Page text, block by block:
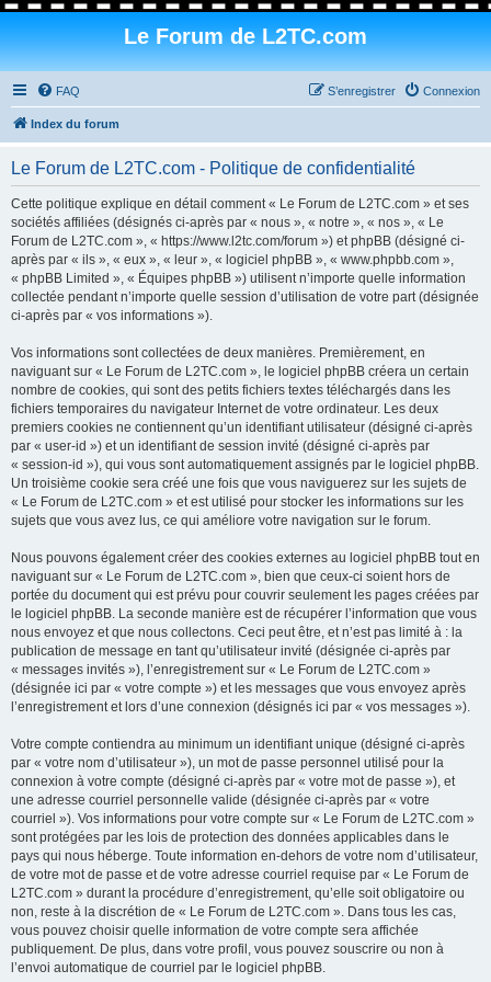
Le Forum de L2TC.com
FAQ Connexion
S’enregistrer
Index du forum
Le Forum de L2TC.com - Politique de confidentialité
Cette politique explique en détail comment « Le Forum de L2TC.com » et ses
sociétés affiliées (désignés ci-après par « nous », « notre », « nos », « Le
Forum de L2TC.com », « https://www.l2tc.com/forum ») et phpBB (désigné ci-
après par « ils », « eux », « leur », « logiciel phpBB », « www.phpbb.com »,
« phpBB Limited », « Équipes phpBB ») utilisent n’importe quelle information
collectée pendant n’importe quelle session d’utilisation de votre part (désignée
ci-après par « vos informations »).
Vos informations sont collectées de deux manières. Premièrement, en
naviguant sur « Le Forum de L2TC.com », le logiciel phpBB créera un certain
nombre de cookies, qui sont des petits fichiers textes téléchargés dans les
fichiers temporaires du navigateur Internet de votre ordinateur. Les deux
premiers cookies ne contiennent qu’un identifiant utilisateur (désigné ci-après
par « user-id ») et un identifiant de session invité (désigné ci-après par
« session-id »), qui vous sont automatiquement assignés par le logiciel phpBB.
Un troisième cookie sera créé une fois que vous naviguerez sur les sujets de
« Le Forum de L2TC.com » et est utilisé pour stocker les informations sur les
sujets que vous avez lus, ce qui améliore votre navigation sur le forum.
Nous pouvons également créer des cookies externes au logiciel phpBB tout en
naviguant sur « Le Forum de L2TC.com », bien que ceux-ci soient hors de
portée du document qui est prévu pour couvrir seulement les pages créées par
le logiciel phpBB. La seconde manière est de récupérer l’information que vous
nous envoyez et que nous collectons. Ceci peut être, et n’est pas limité à : la
publication de message en tant qu’utilisateur invité (désignée ci-après par
« messages invités »), l’enregistrement sur « Le Forum de L2TC.com »
(désignée ici par « votre compte ») et les messages que vous envoyez après
l’enregistrement et lors d’une connexion (désignés ici par « vos messages »).
Votre compte contiendra au minimum un identifiant unique (désigné ci-après
par « votre nom d’utilisateur »), un mot de passe personnel utilisé pour la
connexion à votre compte (désigné ci-après par « votre mot de passe »), et
une adresse courriel personnelle valide (désignée ci-après par « votre
courriel »). Vos informations pour votre compte sur « Le Forum de L2TC.com »
sont protégées par les lois de protection des données applicables dans le
pays qui nous héberge. Toute information en-dehors de votre nom d’utilisateur,
de votre mot de passe et de votre adresse courriel requise par « Le Forum de
L2TC.com » durant la procédure d’enregistrement, qu’elle soit obligatoire ou
non, reste à la discrétion de « Le Forum de L2TC.com ». Dans tous les cas,
vous pouvez choisir quelle information de votre compte sera affichée
publiquement. De plus, dans votre profil, vous pouvez souscrire ou non à
l’envoi automatique de courriel par le logiciel phpBB.